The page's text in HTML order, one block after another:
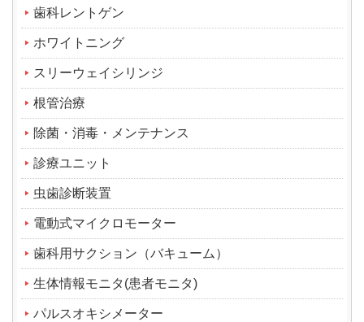
歯科レントゲン
ホワイトニング
スリーウェイシリンジ
根管治療
除菌・消毒・メンテナンス
診療ユニット
虫歯診断装置
電動式マイクロモーター
歯科用サクション（バキューム）
生体情報モニタ(患者モニタ)
パルスオキシメーター